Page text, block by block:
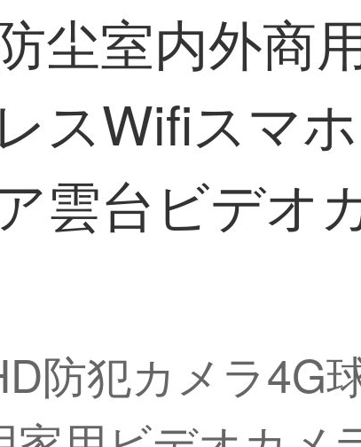
尘室内外商
スWifiスマ
雲台ビデオ
防犯カメラ4G